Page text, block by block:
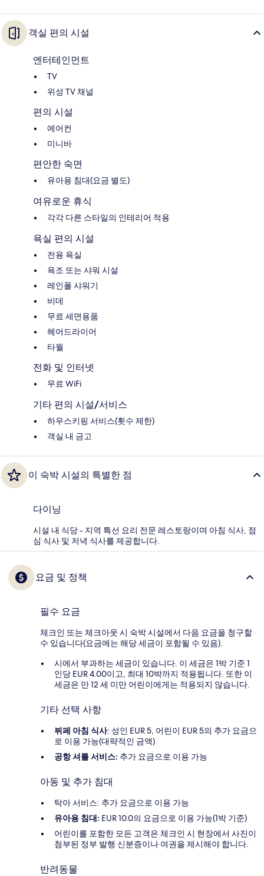
객실 편의 시설
엔터테인먼트
TV
위성 TV 채널
편의 시설
에어컨
미니바
편안한 숙면
유아용 침대(요금 별도)
여유로운 휴식
각각 다른 스타일의 인테리어 적용
욕실 편의 시설
전용 욕실
욕조 또는 샤워 시설
레인폴 샤워기
비데
무료 세면용품
헤어드라이어
타월
전화 및 인터넷
무료 WiFi
기타 편의 시설/서비스
하우스키핑 서비스(횟수 제한)
객실 내 금고
이 숙박 시설의 특별한 점
다이닝
시설 내 식당 - 지역 특선 요리 전문 레스토랑이며 아침 식사, 점
심 식사 및 저녁 식사를 제공합니다.
요금 및 정책
필수 요금
체크인 또는 체크아웃 시 숙박 시설에서 다음 요금을 청구할
수 있습니다(요금에는 해당 세금이 포함될 수 있음).
시에서 부과하는 세금이 있습니다. 이 세금은 1박 기준 1
인당 EUR 4.00이고, 최대 10박까지 적용됩니다. 또한 이
세금은 만 12 세 미만 어린이에게는 적용되지 않습니다.
기타 선택 사항
뷔페 아침 식사: 성인 EUR 5, 어린이 EUR 5의 추가 요금으
로 이용 가능(대략적인 금액)
공항 셔틀 서비스: 추가 요금으로 이용 가능
아동 및 추가 침대
탁아 서비스: 추가 요금으로 이용 가능
유아용 침대: EUR 10.0의 요금으로 이용 가능(1박 기준)
어린이를 포함한 모든 고객은 체크인 시 현장에서 사진이
첨부된 정부 발행 신분증이나 여권을 제시해야 합니다.
반려동물